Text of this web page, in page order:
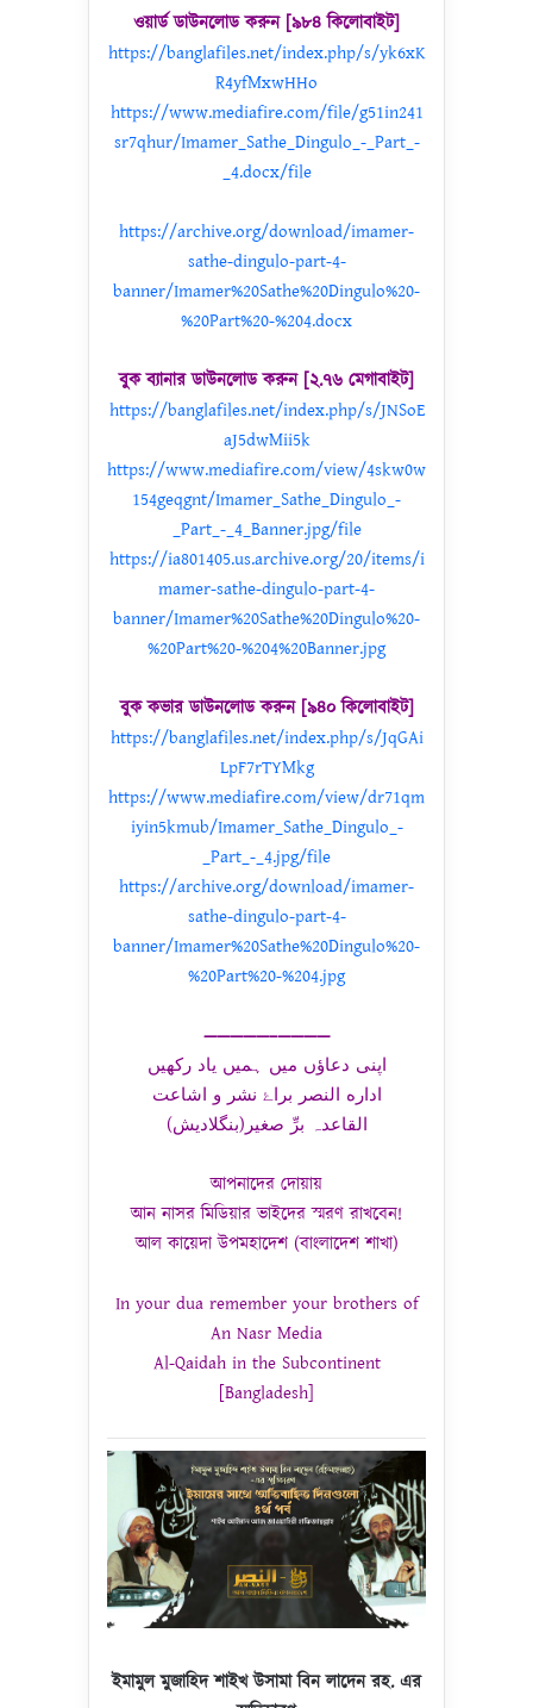
ওয়ার্ড ডাউনলোড করুন [৯৮৪ কিলোবাইট]
https://banglafiles.net/index.php/s/yk6xK
R4yfMxwHHo
https://www.mediafire.com/file/g51in241
sr7qhur/Imamer_Sathe_Dingulo_-_Part_-
_4.docx/file
https://archive.org/download/imamer-
sathe-dingulo-part-4-
banner/Imamer%20Sathe%20Dingulo%20-
%20Part%20-%204.docx
বুক ব্যানার ডাউনলোড করুন [২.৭৬ মেগাবাইট]
https://banglafiles.net/index.php/s/JNSoE
aJ5dwMii5k
https://www.mediafire.com/view/4skw0w
154geqgnt/Imamer_Sathe_Dingulo_-
_Part_-_4_Banner.jpg/file
https://ia801405.us.archive.org/20/items/i
mamer-sathe-dingulo-part-4-
banner/Imamer%20Sathe%20Dingulo%20-
%20Part%20-%204%20Banner.jpg
বুক কভার ডাউনলোড করুন [৯৪০ কিলোবাইট]
https://banglafiles.net/index.php/s/JqGAi
LpF7rTYMkg
https://www.mediafire.com/view/dr71qm
iyin5kmub/Imamer_Sathe_Dingulo_-
_Part_-_4.jpg/file
https://archive.org/download/imamer-
sathe-dingulo-part-4-
banner/Imamer%20Sathe%20Dingulo%20-
%20Part%20-%204.jpg
—————–————
اپنی دعاؤں میں ہمیں یاد رکھيں
اداره النصر براۓ نشر و اشاعت
القاعدہ برِّ صغیر(بنگلادیش)
আপনাদের দোয়ায়
আন নাসর মিডিয়ার ভাইদের স্মরণ রাখবেন!
আল কায়েদা উপমহাদেশ (বাংলাদেশ শাখা)
In your dua remember your brothers of
An Nasr Media
Al-Qaidah in the Subcontinent
[Bangladesh]
ইমামুল মুজাহিদ শাইখ উসামা বিন লাদেন রহ. এর